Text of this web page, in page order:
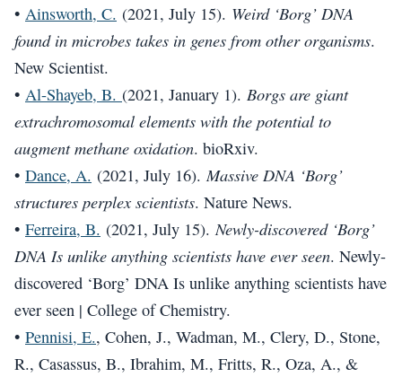
• Ainsworth, C. (2021, July 15). Weird ‘Borg’ DNA
found in microbes takes in genes from other organisms.
New Scientist.
• Al-Shayeb, B. (2021, January 1). Borgs are giant
extrachromosomal elements with the potential to
augment methane oxidation. bioRxiv.
• Dance, A. (2021, July 16). Massive DNA ‘Borg’
structures perplex scientists. Nature News.
• Ferreira, B. (2021, July 15). Newly-discovered ‘Borg’
DNA Is unlike anything scientists have ever seen. Newly-
discovered ‘Borg’ DNA Is unlike anything scientists have
ever seen | College of Chemistry.
• Pennisi, E., Cohen, J., Wadman, M., Clery, D., Stone,
R., Casassus, B., Ibrahim, M., Fritts, R., Oza, A., &